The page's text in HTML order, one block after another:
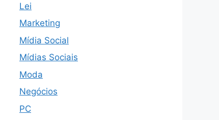
Lei
Marketing
Mídia Social
Mídias Sociais
Moda
Negócios
PC